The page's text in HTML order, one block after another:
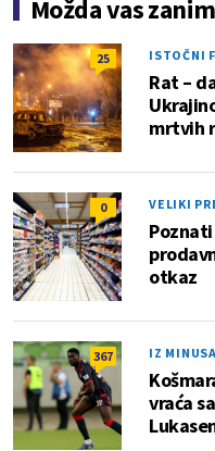
Možda vas
25 ISTOČNI
Rat –
mrtvih
0 VELIKI
otkaz
367 IZ
vraća